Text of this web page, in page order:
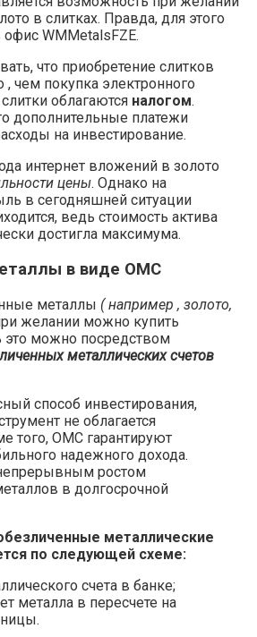
в слитках. Правда, для этого
офис WMMetalsFZE.
что приобретение слитков
чем покупка электронного
облагаются налогом.
дополнительные платежи
на инвестирование.
интернет вложений в золото
цены. Однако на
в сегодняшней ситуации
ведь стоимость актива
достигла максимума.
в виде ОМС
металлы ( например , золото,
желании можно купить
это можно посредством
металлических счетов
способ инвестирования,
не облагается
того, ОМС гарантируют
надежного дохода.
ростом
в долгосрочной
металлические
по следующей схеме:
счета в банке;
металла в пересчете на